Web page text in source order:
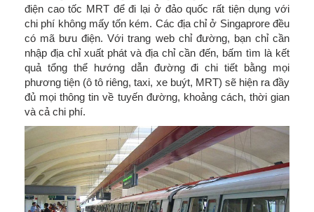
điện cao tốc MRT để đi lại ở đảo quốc rất tiện dụng với
chi phí không mấy tốn kém. Các địa chỉ ở Singaprore đều
có mã bưu điện. Với trang web chỉ đường, bạn chỉ cần
nhập địa chỉ xuất phát và địa chỉ cần đến, bấm tìm là kết
quả tổng thể hướng dẫn đường đi chi tiết bằng mọi
phương tiện (ô tô riêng, taxi, xe buýt, MRT) sẽ hiện ra đầy
đủ mọi thông tin về tuyến đường, khoảng cách, thời gian
và cả chi phí.